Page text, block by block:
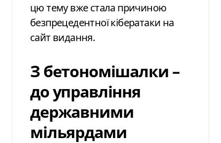
цю тему вже стала причиною
безпрецедентної кібератаки на
сайт видання.
З бетономішалки –
до управління
державними
мільярдами